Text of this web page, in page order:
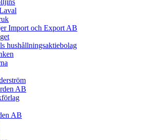
Import och Export AB
hushållningsaktiebolag
AB
AB